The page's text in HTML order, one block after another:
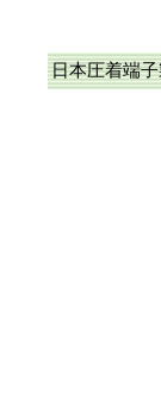
日本圧着端